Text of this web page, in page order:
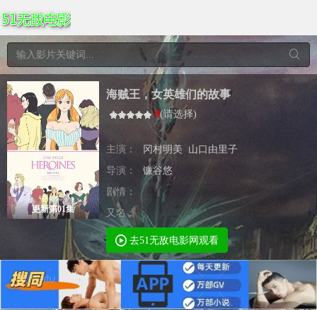
更新第01集
海贼王，女英雄们的故事
0(请选择)
主演： 冈村明美
山口由里子
导演：
镰谷悠
剧情：
又名：
去51无敌电影网观看